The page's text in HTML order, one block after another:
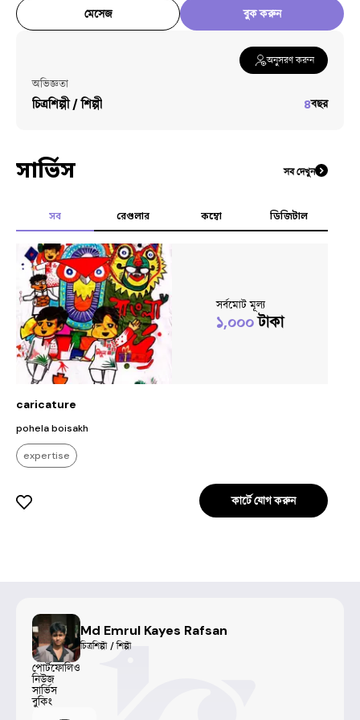
মেসেজ বুক করুন
অনুসরণ করুন
অভিজ্ঞতা
চিত্রশিল্পী / শিল্পী ৪বছর
সার্ভিস সব দেখুন
সব রেগুলার কম্বো ডিজিটাল
সর্বমোট মূল্য
১,০০০টাকা
caricature
pohela boisakh
expertise
কার্টে যোগ করুন
Md Emrul Kayes Rafsan
চিত্রশিল্পী / শিল্পী
পোর্টফোলিও
নিউজ
সার্ভিস
বুকিং